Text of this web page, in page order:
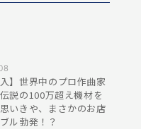
入】世界中のプロ作曲家
説の100万超え機材を
いきや、まさかのお店
ル勃発！？